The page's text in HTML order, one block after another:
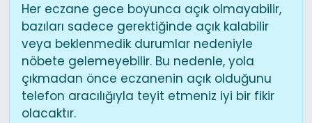
Her eczane gece boyunca açık olmayabilir,
bazıları sadece gerektiğinde açık kalabilir
veya beklenmedik durumlar nedeniyle
nöbete gelemeyebilir. Bu nedenle, yola
çıkmadan önce eczanenin açık olduğunu
telefon aracılığıyla teyit etmeniz iyi bir fikir
olacaktır.